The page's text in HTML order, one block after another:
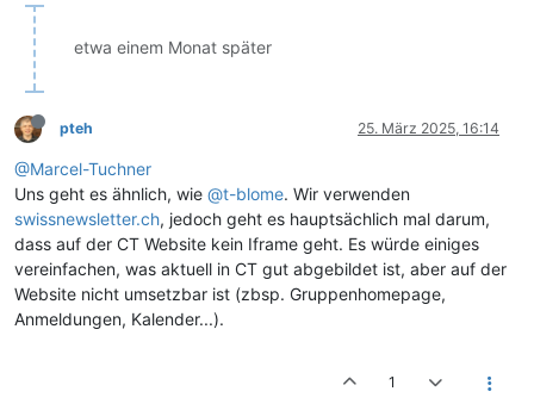
etwa einem Monat später
pteh 25. März 2025, 16:14
@Marcel-Tuchner
Uns geht es ähnlich, wie @t-blome. Wir verwenden
swissnewsletter.ch, jedoch geht es hauptsächlich mal darum,
dass auf der CT Website kein Iframe geht. Es würde einiges
vereinfachen, was aktuell in CT gut abgebildet ist, aber auf der
Website nicht umsetzbar ist (zbsp. Gruppenhomepage,
Anmeldungen, Kalender...).
1